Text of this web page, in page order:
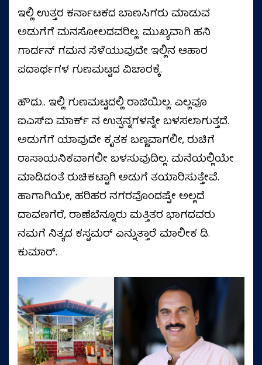
ಇಲ್ಲಿ ಉತ್ತರ ಕರ್ನಾಟಕದ ಬಾಣಸಿಗರು ಮಾಡುವ
ಅಡುಗೆಗೆ ಮನಸೋಲದವರಿಲ್ಲ. ಮುಖ್ಯವಾಗಿ ಹನಿ
ಗಾರ್ಡನ್ ಗಮನ ಸೆಳೆಯುವುದೇ ಇಲ್ಲಿನ ಆಹಾರ
ಪದಾರ್ಥಗಳ ಗುಣಮಟ್ಟದ ವಿಚಾರಕ್ಕೆ.
ಹೌದು.. ಇಲ್ಲಿ ಗುಣಮಟ್ಟದಲ್ಲಿ ರಾಜಿಯಿಲ್ಲ. ಎಲ್ಲವೂ
ಐಎಸ್‌ಐ ಮಾರ್ಕ್ ನ ಉತ್ಪನ್ನಗಳನ್ನೇ ಬಳಸಲಾಗುತ್ತದೆ.
ಅಡುಗೆಗೆ ಯಾವುದೇ ಕೃತಕ ಬಣ್ಣವಾಗಲೀ, ರುಚಿಗೆ
ರಾಸಾಯನಿಕವಾಗಲೀ ಬಳಸುವುದಿಲ್ಲ. ಮನೆಯಲ್ಲಿಯೇ
ಮಾಡಿದಂತೆ ರುಚಿಕಟ್ಟಾಗಿ ಅಡುಗೆ ತಯಾರಿಸುತ್ತೇವೆ.
ಹಾಗಾಗಿಯೇ, ಹರಿಹರ ನಗರವೊಂದಷ್ಟೇ ಅಲ್ಲದೆ
ದಾವಣಗೆರೆ, ರಾಣೆಬೆನ್ನೂರು ಮತ್ತಿತರ ಭಾಗದವರು
ನಮಗೆ ನಿತ್ಯದ ಕಸ್ಟಮರ್ ಎನ್ನುತ್ತಾರೆ ಮಾಲೀಕ ಡಿ.
ಕುಮಾರ್.